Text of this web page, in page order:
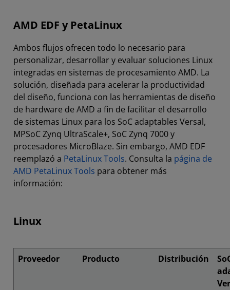
AMD EDF y PetaLinux
Ambos flujos ofrecen todo lo necesario para
personalizar, desarrollar y evaluar soluciones Linux
integradas en sistemas de procesamiento AMD. La
solución, diseñada para acelerar la productividad
del diseño, funciona con las herramientas de diseño
de hardware de AMD a fin de facilitar el desarrollo
de sistemas Linux para los SoC adaptables Versal,
MPSoC Zynq UltraScale+, SoC Zynq 7000 y
procesadores MicroBlaze. Sin embargo, AMD EDF
reemplazó a PetaLinux Tools. Consulta la página de
AMD PetaLinux Tools para obtener más
información:
Linux
Proveedor Producto Distribución